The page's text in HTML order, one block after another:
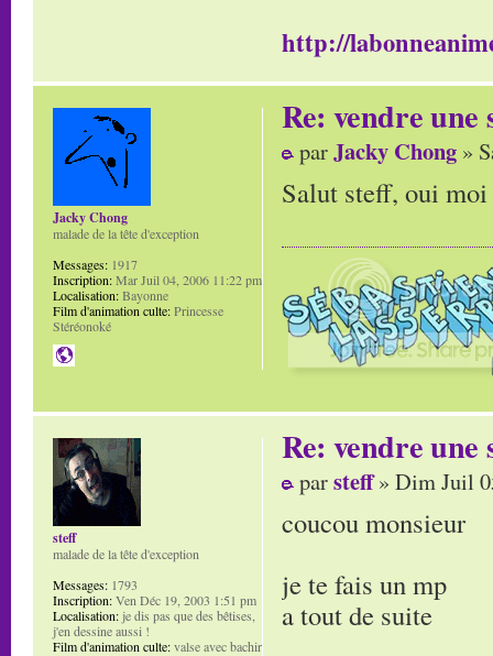
http://
Re: vendre une
parJacky Chong »
Salut steff, oui
Jacky Chong
malade de la tête d'exception
Messages: 1917
Inscription:Mar Juil 04, 2006 11:22 pm
Localisation:Bayonne
Film d'animation culte:Princesse
Stéréonoké
Re: vendre une
parsteff» Dim Juil
coucou monsieur
je te fais un mp
a tout de suite
steff
malade de la tête d'exception
Messages: 1793
Inscription:Ven Déc 19, 2003 1:51 pm
Localisation:je dis pas que des bêtises,
j'en dessine aussi !
Film d'animation culte:valse avec bachir